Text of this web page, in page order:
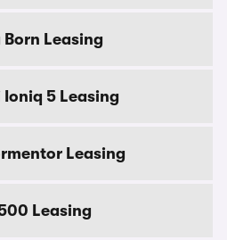
Leasing
Ioniq 5 Leasing
Leasing
Leasing